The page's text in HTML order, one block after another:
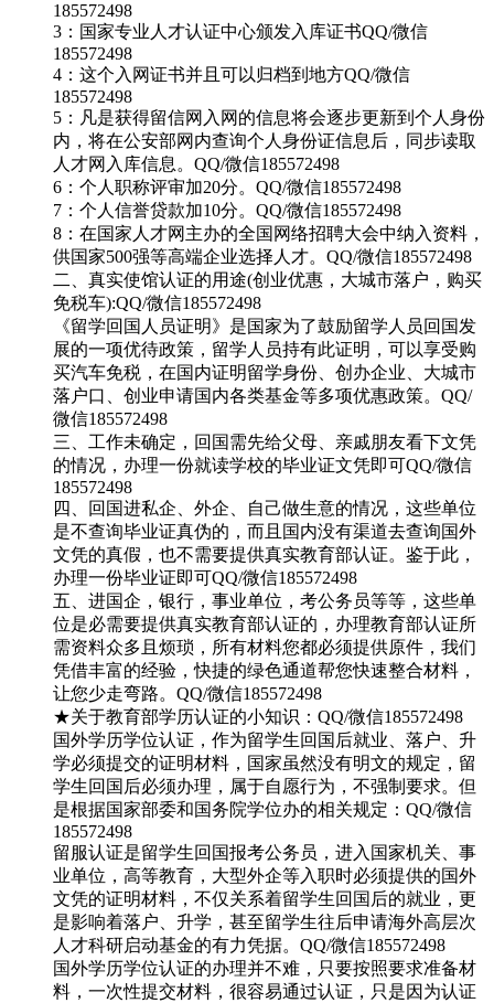
185572498
3：国家专业人才认证中心颁发入库证书QQ/微信
185572498
4：这个入网证书并且可以归档到地方QQ/微信
185572498
5：凡是获得留信网入网的信息将会逐步更新到个人身份
内，将在公安部网内查询个人身份证信息后，同步读取
人才网入库信息。QQ/微信185572498
6：个人职称评审加20分。QQ/微信185572498
7：个人信誉贷款加10分。QQ/微信185572498
8：在国家人才网主办的全国网络招聘大会中纳入资料，
供国家500强等高端企业选择人才。QQ/微信185572498
二、真实使馆认证的用途(创业优惠，大城市落户，购买
免税车):QQ/微信185572498
《留学回国人员证明》是国家为了鼓励留学人员回国发
展的一项优待政策，留学人员持有此证明，可以享受购
买汽车免税，在国内证明留学身份、创办企业、大城市
落户口、创业申请国内各类基金等多项优惠政策。QQ/
微信185572498
三、工作未确定，回国需先给父母、亲戚朋友看下文凭
的情况，办理一份就读学校的毕业证文凭即可QQ/微信
185572498
四、回国进私企、外企、自己做生意的情况，这些单位
是不查询毕业证真伪的，而且国内没有渠道去查询国外
文凭的真假，也不需要提供真实教育部认证。鉴于此，
办理一份毕业证即可QQ/微信185572498
五、进国企，银行，事业单位，考公务员等等，这些单
位是必需要提供真实教育部认证的，办理教育部认证所
需资料众多且烦琐，所有材料您都必须提供原件，我们
凭借丰富的经验，快捷的绿色通道帮您快速整合材料，
让您少走弯路。QQ/微信185572498
★关于教育部学历认证的小知识：QQ/微信185572498
国外学历学位认证，作为留学生回国后就业、落户、升
学必须提交的证明材料，国家虽然没有明文的规定，留
学生回国后必须办理，属于自愿行为，不强制要求。但
是根据国家部委和国务院学位办的相关规定：QQ/微信
185572498
留服认证是留学生回国报考公务员，进入国家机关、事
业单位，高等教育，大型外企等入职时必须提供的国外
文凭的证明材料，不仅关系着留学生回国后的就业，更
是影响着落户、升学，甚至留学生往后申请海外高层次
人才科研启动基金的有力凭据。QQ/微信185572498
国外学历学位认证的办理并不难，只要按照要求准备材
料，一次性提交材料，很容易通过认证，只是因为认证